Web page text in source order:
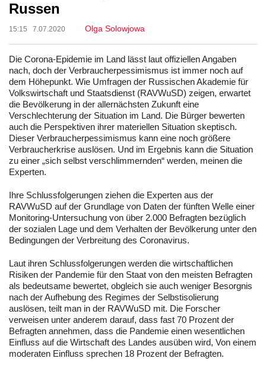
Russen
15:15 7.07.2020 Olga Solowjowa
Die Corona-Epidemie im Land lässt laut offiziellen Angaben
nach, doch der Verbraucherpessimismus ist immer noch auf
dem Höhepunkt. Wie Umfragen der Russischen Akademie für
Volkswirtschaft und Staatsdienst (RAVWuSD) zeigen, erwartet
die Bevölkerung in der allernächsten Zukunft eine
Verschlechterung der Situation im Land. Die Bürger bewerten
auch die Perspektiven ihrer materiellen Situation skeptisch.
Dieser Verbraucherpessimismus kann eine noch größere
Verbraucherkrise auslösen. Und im Ergebnis kann die Situation
zu einer „sich selbst verschlimmernden“ werden, meinen die
Experten.
Ihre Schlussfolgerungen ziehen die Experten aus der
RAVWuSD auf der Grundlage von Daten der fünften Welle einer
Monitoring-Untersuchung von über 2.000 Befragten bezüglich
der sozialen Lage und dem Verhalten der Bevölkerung unter den
Bedingungen der Verbreitung des Coronavirus.
Laut ihren Schlussfolgerungen werden die wirtschaftlichen
Risiken der Pandemie für den Staat von den meisten Befragten
als bedeutsame bewertet, obgleich sie auch weniger Besorgnis
nach der Aufhebung des Regimes der Selbstisolierung
auslösen, teilt man in der RAVWuSD mit. Die Forscher
verweisen unter anderem darauf, dass fast 70 Prozent der
Befragten annehmen, dass die Pandemie einen wesentlichen
Einfluss auf die Wirtschaft des Landes ausüben wird, Von einem
moderaten Einfluss sprechen 18 Prozent der Befragten.